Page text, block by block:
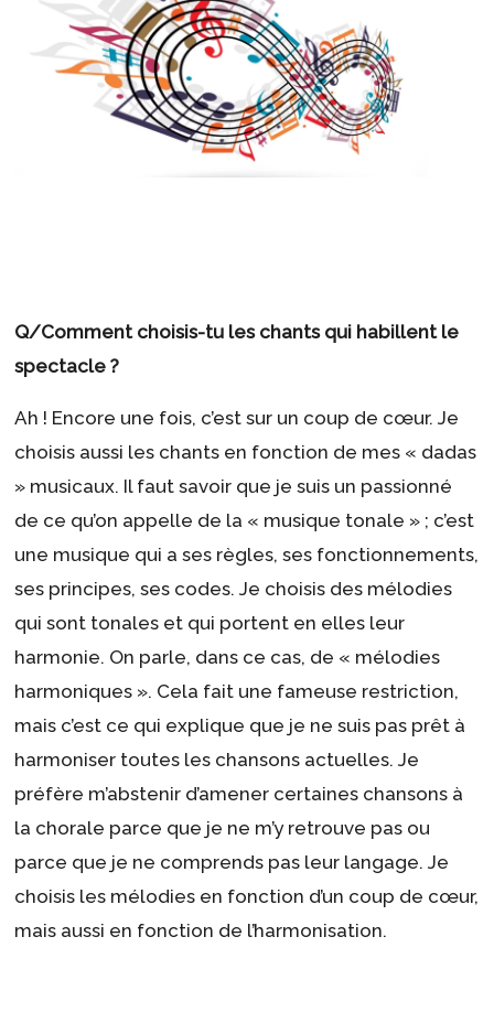
Q/Comment choisis-tu les chants qui habillent le
spectacle ?
Ah ! Encore une fois, c’est sur un coup de cœur. Je
choisis aussi les chants en fonction de mes « dadas
» musicaux. Il faut savoir que je suis un passionné
de ce qu’on appelle de la « musique tonale » ; c’est
une musique qui a ses règles, ses fonctionnements,
ses principes, ses codes. Je choisis des mélodies
qui sont tonales et qui portent en elles leur
harmonie. On parle, dans ce cas, de « mélodies
harmoniques ». Cela fait une fameuse restriction,
mais c’est ce qui explique que je ne suis pas prêt à
harmoniser toutes les chansons actuelles. Je
préfère m’abstenir d’amener certaines chansons à
la chorale parce que je ne m’y retrouve pas ou
parce que je ne comprends pas leur langage. Je
choisis les mélodies en fonction d’un coup de cœur,
mais aussi en fonction de l’harmonisation.